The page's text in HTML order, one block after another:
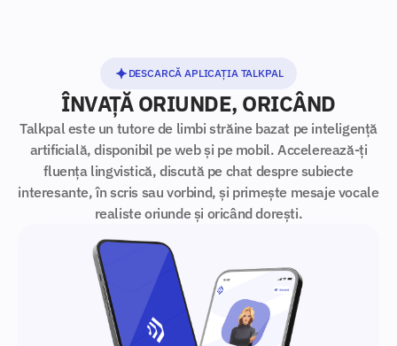
DESCARCĂ APLICAȚIA TALKPAL
ÎNVAȚĂ ORIUNDE, ORICÂND
Talkpal este un tutore de limbi străine bazat pe inteligență
artificială, disponibil pe web și pe mobil. Accelerează-ți
fluența lingvistică, discută pe chat despre subiecte
interesante, în scris sau vorbind, și primește mesaje vocale
realiste oriunde și oricând dorești.